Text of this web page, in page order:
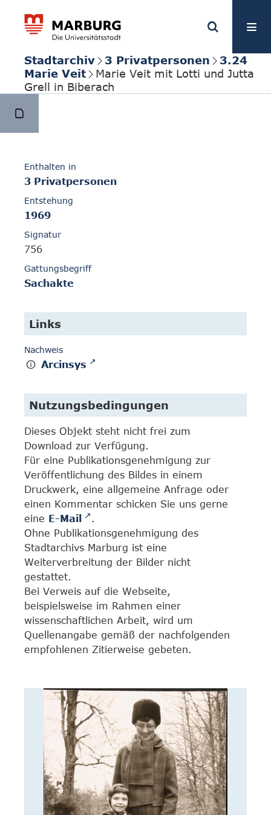
Stadtarchiv 3 Privatpersonen
3.24
Marie Veit
Marie Veit mit Lotti und Jutta
Grell in Biberach
Enthalten in
3 Privatpersonen
Entstehung
1969
Signatur
756
Gattungsbegriff
Sachakte
Links
Nachweis
Arcinsys
Nutzungsbedingungen
Dieses Objekt steht nicht frei zum
Download zur Verfügung.
Für eine Publikationsgenehmigung zur
Veröffentlichung des Bildes in einem
Druckwerk, eine allgemeine Anfrage oder
einen Kommentar schicken Sie uns gerne
eine E-Mail
.
Ohne Publikationsgenehmigung des
Stadtarchivs Marburg ist eine
Weiterverbreitung der Bilder nicht
gestattet.
Bei Verweis auf die Webseite,
beispielsweise im Rahmen einer
wissenschaftlichen Arbeit, wird um
Quellenangabe gemäß der nachfolgenden
empfohlenen Zitierweise gebeten.